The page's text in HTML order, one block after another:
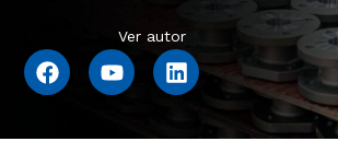
Ver autor
F
a
Y
o
L
i